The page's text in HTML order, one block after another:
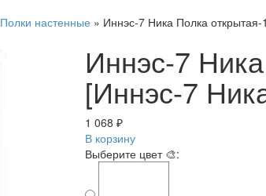
Полки настенные » Иннэс-7 Ника Полка
Иннэс-7
[Иннэс-7
1 068 ₽
В корзину
Выберите цвет 🎨: